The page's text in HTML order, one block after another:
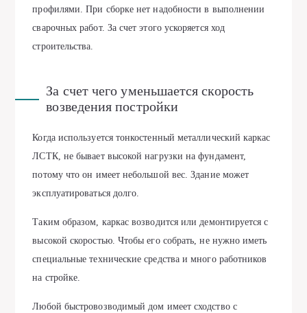
профилями. При сборке нет надобности в выполнении
сварочных работ. За счет этого ускоряется ход
строительства.
За счет чего уменьшается скорость
возведения постройки
Когда используется тонкостенный металлический каркас
ЛСТК, не бывает высокой нагрузки на фундамент,
потому что он имеет небольшой вес. Здание может
эксплуатироваться долго.
Таким образом, каркас возводится или демонтируется с
высокой скоростью. Чтобы его собрать, не нужно иметь
специальные технические средства и много работников
на стройке.
Любой быстровозводимый дом имеет сходство с